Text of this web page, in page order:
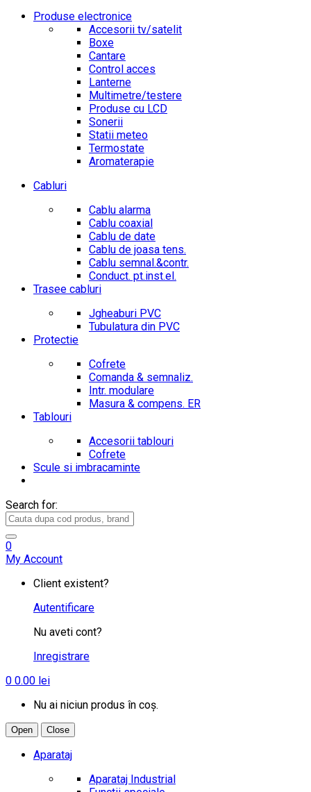
Produse electronice
Accesorii tv/satelit
Boxe
Cantare
Control acces
Lanterne
Multimetre/testere
Produse cu LCD
Sonerii
Statii meteo
Termostate
Aromaterapie
Cabluri
Cablu alarma
Cablu coaxial
Cablu de date
Cablu de joasa tens.
Cablu semnal.&contr.
Conduct. pt.inst.el.
Trasee cabluri
Jgheaburi PVC
Tubulatura din PVC
Protectie
Cofrete
Comanda & semnaliz.
Intr. modulare
Masura & compens. ER
Tablouri
Accesorii tablouri
Cofrete
Scule si imbracaminte
Search for:
0
My Account
Client existent?
Autentificare
Nu aveti cont?
Inregistrare
0 0.00 lei
Nu ai niciun produs în coș.
Open Close
Aparataj
Aparataj Industrial